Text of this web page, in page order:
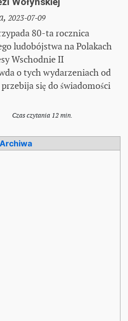
2023-07-09
80-ta rocznica
ludobójstwa na Polakach
Wschodnie II
o tych wydarzeniach od
się do świadomości
Czas czytania 12 min.
Archiwa